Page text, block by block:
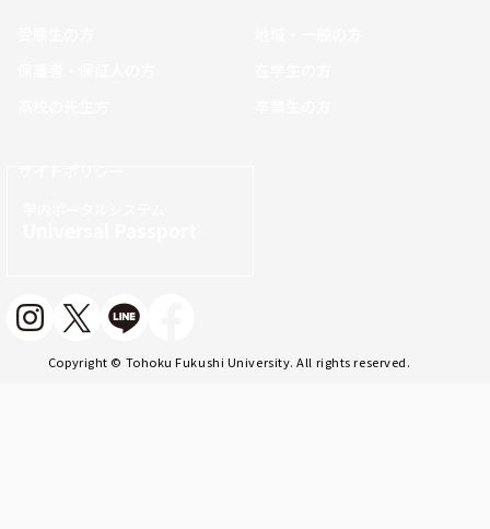
Copyright © Tohoku Fukushi University. All rights reserved.